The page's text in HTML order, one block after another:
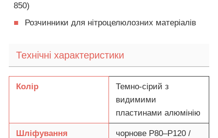
850)
■
Розчинники для нітроцелюлозних матеріалів
Технічні характеристики
Колір
Темно-сірий з
видимими
пластинами алюмінію
Шліфування
чорнове P80–P120 /